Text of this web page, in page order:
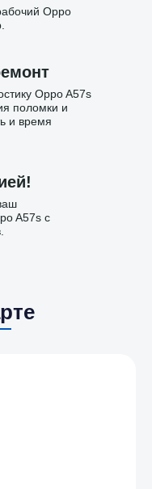
Oppo
Oppo A57s
поломки и
и время
A57s с